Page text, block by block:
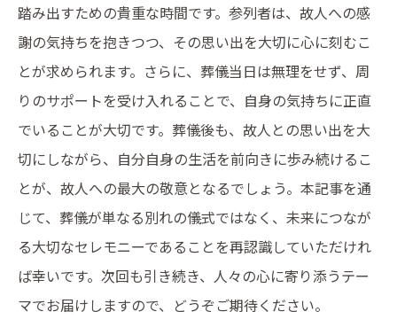
踏み出すための貴重な時間です。参列者は、故人への感
謝の気持ちを抱きつつ、その思い出を大切に心に刻むこ
とが求められます。さらに、葬儀当日は無理をせず、周
りのサポートを受け入れることで、自身の気持ちに正直
でいることが大切です。葬儀後も、故人との思い出を大
切にしながら、自分自身の生活を前向きに歩み続けるこ
とが、故人への最大の敬意となるでしょう。本記事を通
じて、葬儀が単なる別れの儀式ではなく、未来につなが
る大切なセレモニーであることを再認識していただけれ
ば幸いです。次回も引き続き、人々の心に寄り添うテー
マでお届けしますので、どうぞご期待ください。